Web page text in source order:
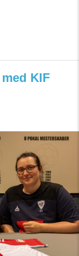
KIF